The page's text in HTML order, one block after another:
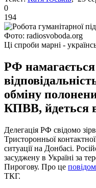
0
194
Фото: radiosvoboda.org
Ці спроби марні -
РФ
обміну
КПВВ, йдеться в
Делегація РФ свідомо
Тристоронньої
ситуації на Донбасі.
засуджену в Україні за
Пирогову. Про це
ТКГ.